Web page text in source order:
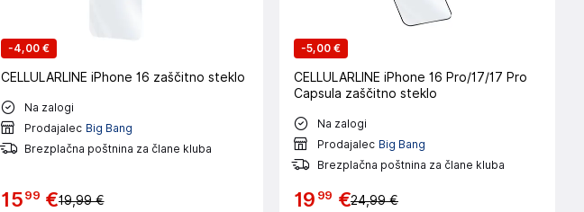
-4,00 €
CELLULARLINE iPhone 16 zaščitno steklo
Na zalogi
Prodajalec Big Bang
Brezplačna poštnina za člane kluba
1599 €19,99 €
-5,00 €
CELLULARLINE iPhone 16 Pro/17/17 Pro
Capsula zaščitno steklo
Na zalogi
Prodajalec Big Bang
Brezplačna poštnina za člane kluba
19 99 €24,99 €